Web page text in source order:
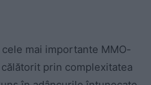
mai importante MMO-
prin complexitatea